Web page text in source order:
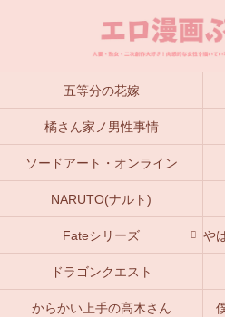
五等分の花嫁
橘さん家ノ男性事情
ソードアート・オンライン
NARUTO(ナルト)
Fateシリーズ
ドラゴンクエスト
からかい上手の高木さん